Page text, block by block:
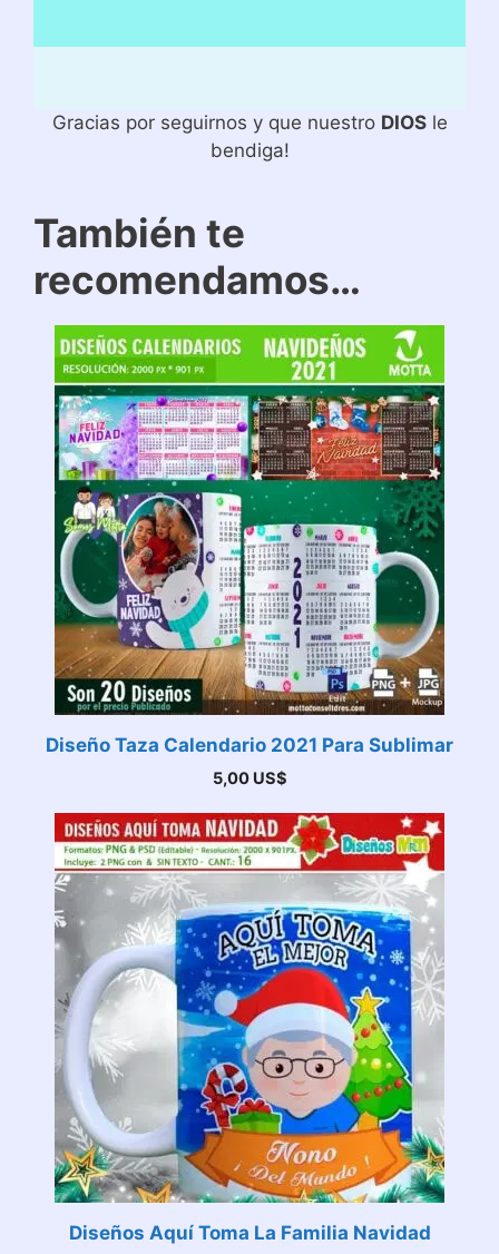
Gracias por seguirnos y que nuestro DIOSle
bendiga!
También te
recomendamos…
Diseño Taza Calendario 2021 Para Sublimar
5,00 US$
Diseños Aquí Toma La Familia Navidad